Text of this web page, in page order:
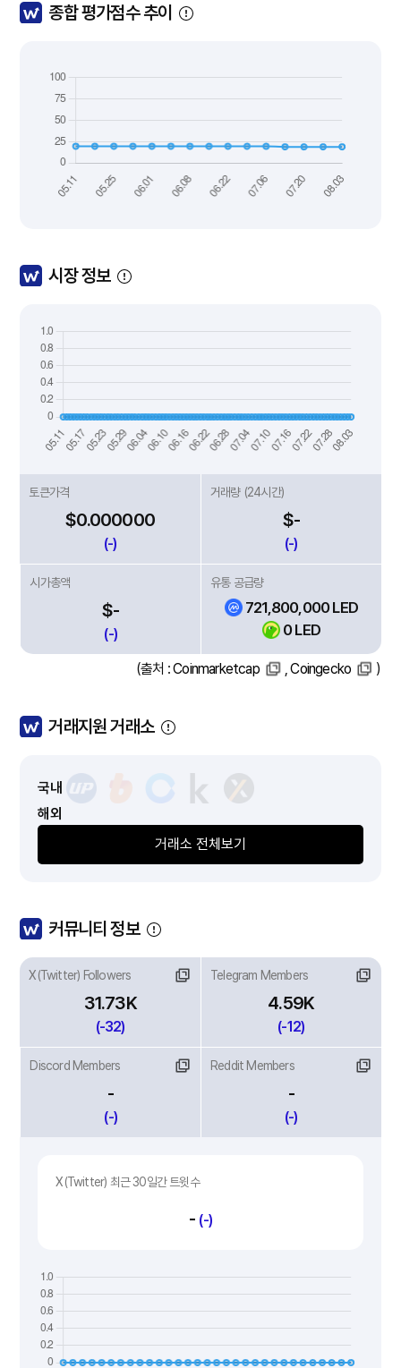
종합 평가점수 추이
시장 정보
토큰가격
$0.000000
(-)
거래량 (24시간)
$-
(-)
시가총액
$-
(-)
유통 공급량
721,800,000 LED
0 LED
(출처 :Coinmarketcap ,Coingecko )
거래지원 거래소
국내
해외
거래소 전체보기
커뮤니티 정보
X(Twitter) Followers
31.73K
(-32)
Telegram Members
4.59K
(-12)
Discord Members
-
(-)
Reddit Members
-
(-)
X(Twitter) 최근 30일간 트윗수
- (-)